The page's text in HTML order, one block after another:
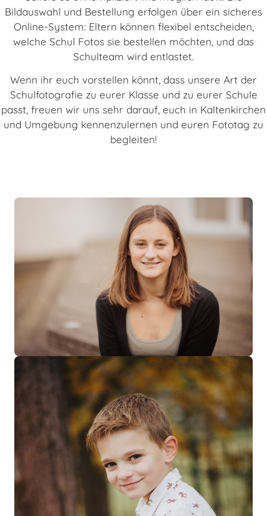
Bildauswahl und Bestellung erfolgen über ein sicheres
Online-System: Eltern können flexibel entscheiden,
welche Schul Fotos sie bestellen möchten, und das
Schulteam wird entlastet.
Wenn ihr euch vorstellen könnt, dass unsere Art der
Schulfotografie zu eurer Klasse und zu eurer Schule
passt, freuen wir uns sehr darauf, euch in Kaltenkirchen
und Umgebung kennenzulernen und euren Fototag zu
begleiten!